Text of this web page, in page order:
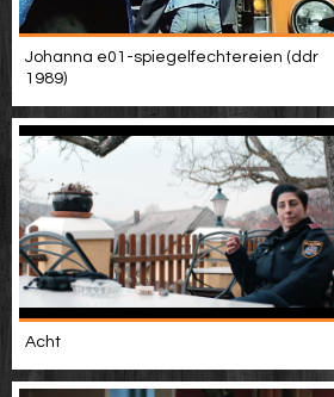
Johanna e01-spiegelfechtereien (ddr
1989)
Acht